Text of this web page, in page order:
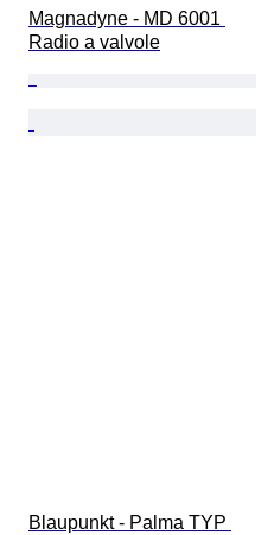
Magnadyne - MD 6001
Radio a valvole
Blaupunkt - Palma TYP